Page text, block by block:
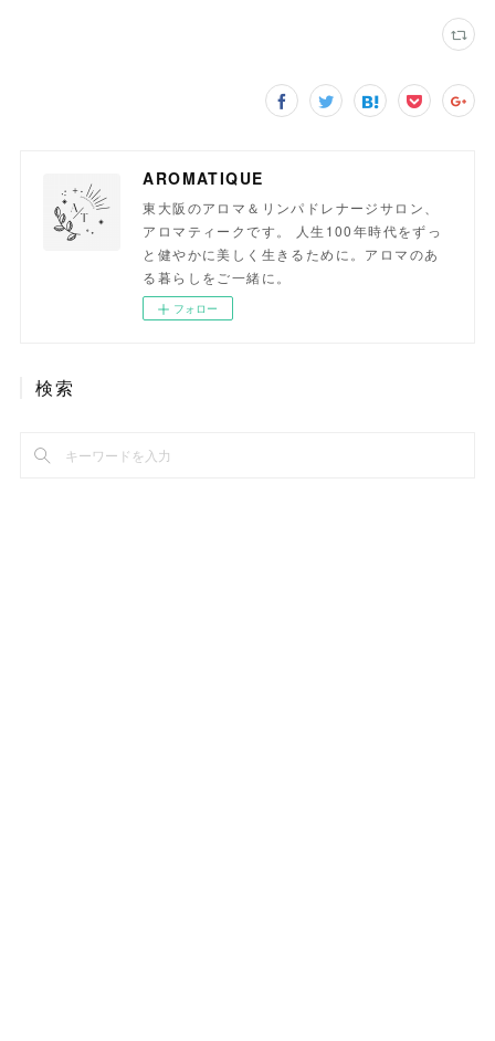
AROMATIQUE
東大阪のアロマ＆リンパドレナージサロン、
アロマティークです。 人生100年時代をずっ
と健やかに美しく生きるために。アロマのあ
る暮らしをご一緒に。
フォロー
検索